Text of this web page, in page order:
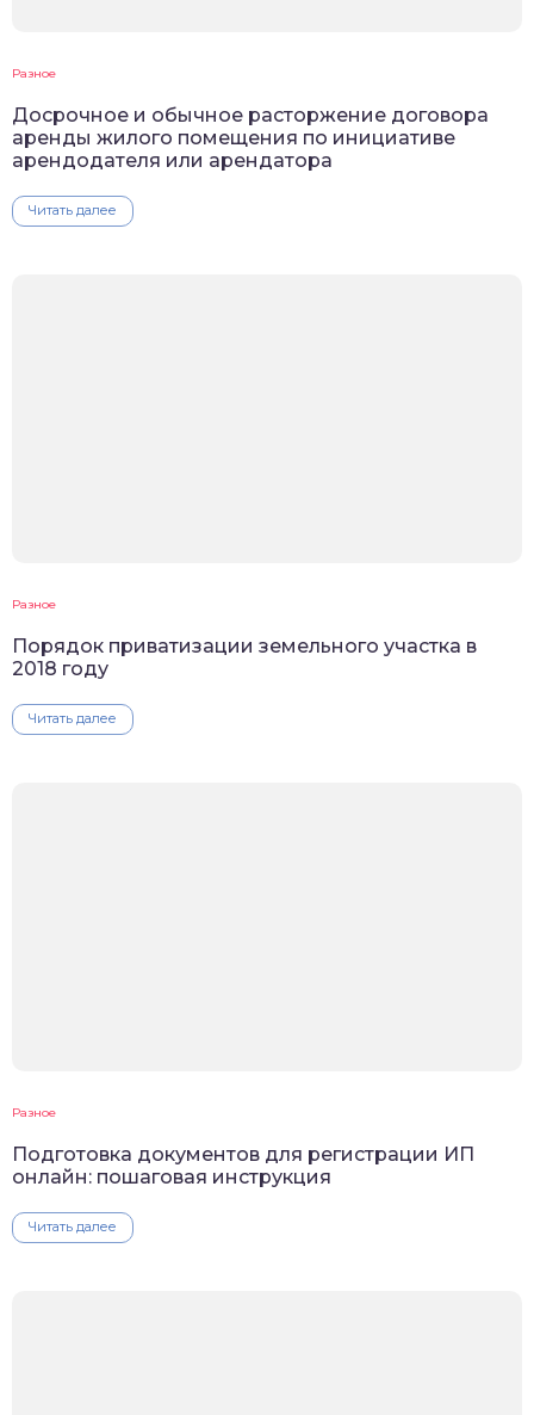
Разное
Досрочное и обычное расторжение договора
аренды жилого помещения по инициативе
арендодателя или арендатора
Читать далее
Разное
Порядок приватизации земельного участка в
2018 году
Читать далее
Разное
Подготовка документов для регистрации ИП
онлайн: пошаговая инструкция
Читать далее